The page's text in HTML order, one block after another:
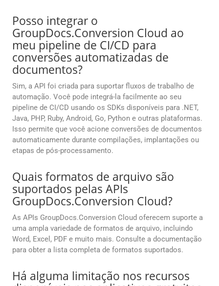
Posso integrar o
GroupDocs.Conversion Cloud ao
meu pipeline de CI/CD para
conversões automatizadas de
documentos?
Sim, a API foi criada para suportar fluxos de trabalho de
automação. Você pode integrá-la facilmente ao seu
pipeline de CI/CD usando os SDKs disponíveis para .NET,
Java, PHP, Ruby, Android, Go, Python e outras plataformas.
Isso permite que você acione conversões de documentos
automaticamente durante compilações, implantações ou
etapas de pós-processamento.
Quais formatos de arquivo são
suportados pelas APIs
GroupDocs.Conversion Cloud?
As APIs GroupDocs.Conversion Cloud oferecem suporte a
uma ampla variedade de formatos de arquivo, incluindo
Word, Excel, PDF e muito mais. Consulte a documentação
para obter a lista completa de formatos suportados.
Há alguma limitação nos recursos